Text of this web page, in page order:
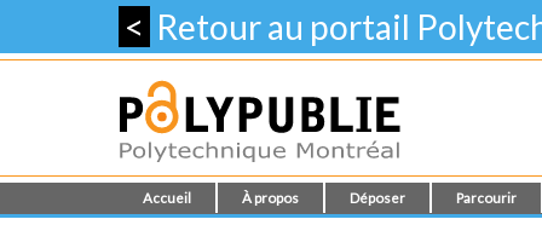
< Retour au portail
Accueil À propos Déposer Parcourir